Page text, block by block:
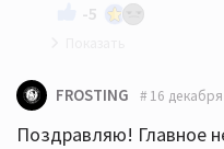
-5
уважаемый
😎
FROSTING 16
Поздравляю! Главное